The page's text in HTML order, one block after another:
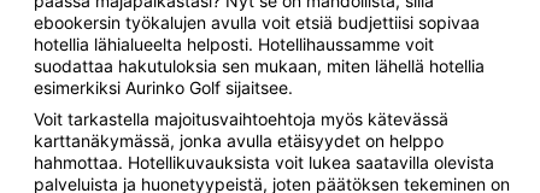
ebookersin työkalujen avulla voit etsiä budjettiisi sopivaa
hotellia lähialueelta helposti. Hotellihaussamme voit
suodattaa hakutuloksia sen mukaan, miten lähellä hotellia
esimerkiksi Aurinko Golf sijaitsee.
Voit tarkastella majoitusvaihtoehtoja myös kätevässä
karttanäkymässä, jonka avulla etäisyydet on helppo
hahmottaa. Hotellikuvauksista voit lukea saatavilla olevista
palveluista ja huonetyypeistä, joten päätöksen tekeminen on